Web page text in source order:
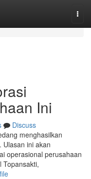
Ini
Discuss
menghasilkan
Ulasan ini akan
operasional perusahaan
Topansakti,